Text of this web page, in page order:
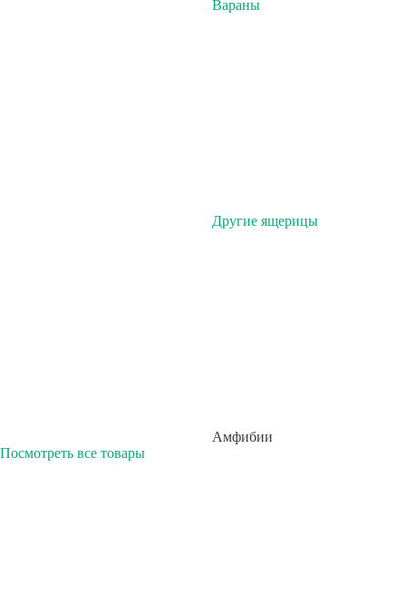
Вараны
Другие ящерицы
Амфибии
Посмотреть все товары